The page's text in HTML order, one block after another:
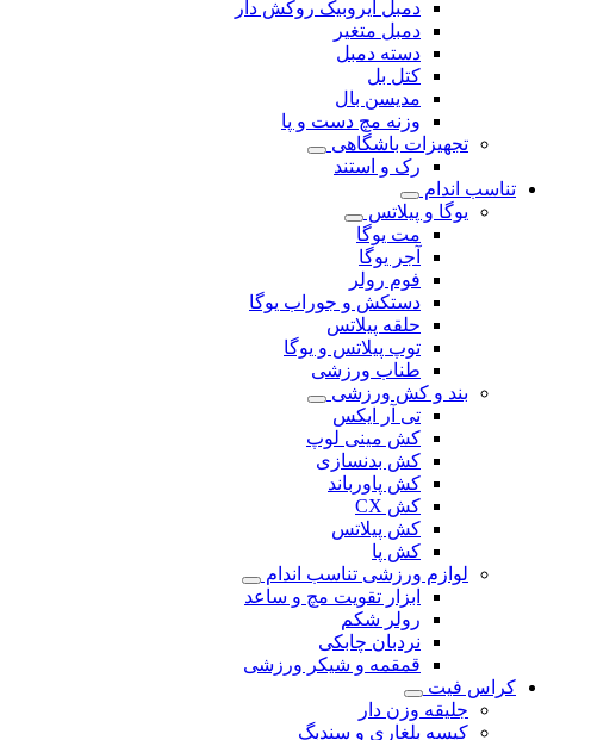
دمبل ایروبیک روکش دار
دمبل متغیر
دسته دمبل
کتل بل
مدیسن بال
وزنه مچ دست و پا
تجهیزات باشگاهی
رک و استند
تناسب اندام
یوگا و پیلاتس
مت یوگا
آجر یوگا
فوم رولر
دستکش و جوراب یوگا
حلقه پیلاتس
توپ پیلاتس و یوگا
طناب ورزشی
بند و کش ورزشی
تی آر ایکس
کش مینی لوپ
کش بدنسازی
کش پاورباند
کش CX
کش پیلاتس
کش پا
لوازم ورزشی تناسب اندام
ابزار تقویت مچ و ساعد
رولر شکم
نردبان چابکی
قمقمه و شیکر ورزشی
کراس فیت
جلیقه وزن دار
کیسه بلغاری و سندبگ